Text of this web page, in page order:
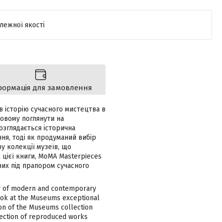
якості
для замовлення
сучасного мистецтва в
поглянути на
історична
тоді як продуманий вибір
колекції музеїв, що
книги, MoMA Masterpieces
під прапором сучасного
of modern and contemporary
at the Museums exceptional
of the Museums collection
of reproduced works